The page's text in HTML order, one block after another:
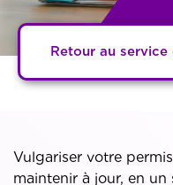
Retour au service
Vulgariser votre
maintenir à jour, en